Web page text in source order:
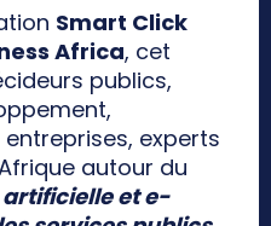
Smart Click
Africa, cet
publics,
experts
autour du
et e-